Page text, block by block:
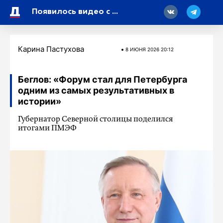
Появилось видео с места обрушения стены у Финляндского вокзала
Карина Пастухова 8 ИЮНЯ 2026 20:12
Беглов: «Форум стал для Петербурга
одним из самых результативных в
истории»
Губернатор Северной столицы поделился
итогами ПМЭФ